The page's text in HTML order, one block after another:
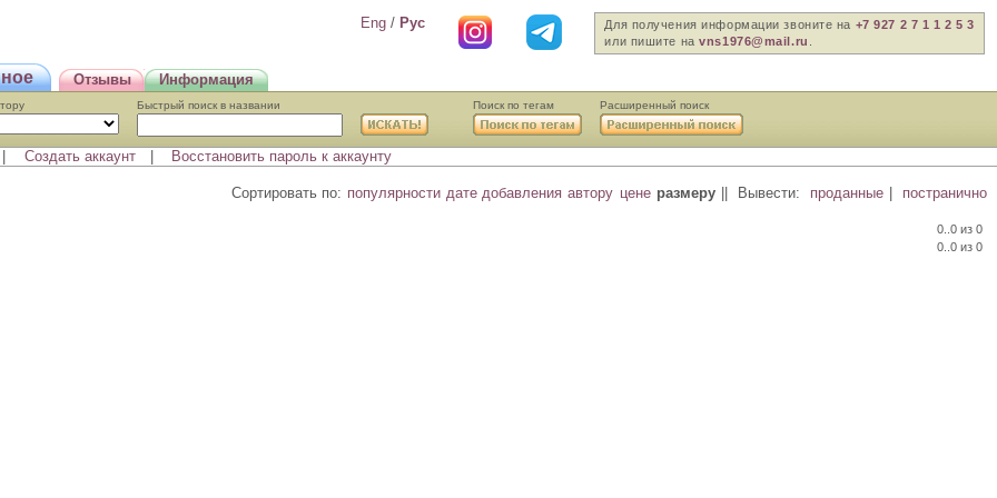
Для получения информации звоните на +7 927 2 7 1 1 2 5 3
или пишите наvns1976@mail.ru
Eng / Pyc
Отзывы Информация
Быстрый поиcк в названии Поиск по тегам Расширенный поиск
Создать аккаунт Восстановить пароль к аккаунту
Сортировать по: популярности дате добавления автору цене размеру Вывести: проданные постранично
0..0 из 0
0..0 из 0